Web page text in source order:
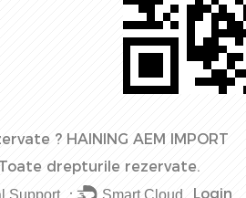
? HAINING AEM IMPORT
Toate drepturile rezervate.
Login
Support ： Smart Cloud